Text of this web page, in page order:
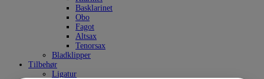
Basklarinet
Obo
Fagot
Altsax
Tenorsax
Bladklipper
Tilbehør
Ligatur